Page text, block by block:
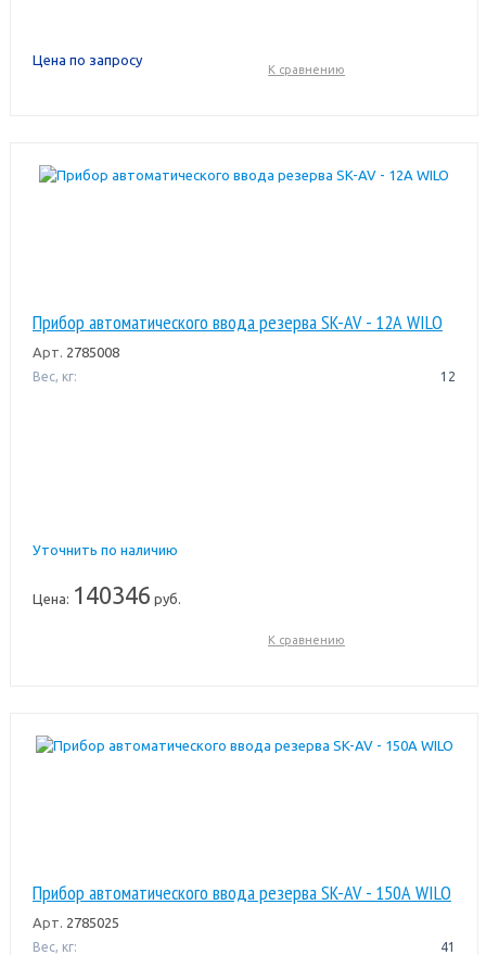
Цена по запросу
К сравнению
Прибор автоматического ввода резерва SK-AV - 12А WILO
Арт. 2785008
Вес, кг: 12
Уточнить по наличию
Цена: 140346 руб.
К сравнению
Прибор автоматического ввода резерва SK-AV - 150А WILO
Арт. 2785025
Вес, кг: 41